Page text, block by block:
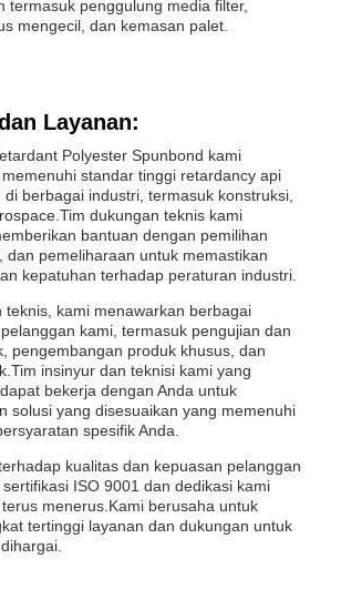
termasuk penggulung media filter,
mengecil, dan kemasan palet.
Layanan:
Polyester Spunbond kami
standar tinggi retardancy api
berbagai industri, termasuk konstruksi,
dukungan teknis kami
bantuan dengan pemilihan
dan pemeliharaan untuk memastikan
kepatuhan terhadap peraturan industri.
teknis, kami menawarkan berbagai
kami, termasuk pengujian dan
pengembangan produk khusus, dan
insinyur dan teknisi kami yang
bekerja dengan Anda untuk
solusi yang disesuaikan yang memenuhi
spesifik Anda.
kualitas dan kepuasan pelanggan
ISO 9001 dan dedikasi kami
menerus.Kami berusaha untuk
tertinggi layanan dan dukungan untuk